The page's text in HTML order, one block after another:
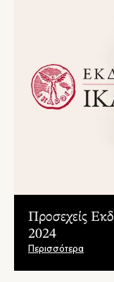
Προσεχείς
2024
Περισσότερα